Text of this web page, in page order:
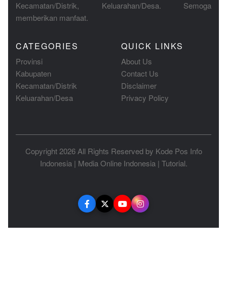
Kecamatan/Distrik, Keluarahan/Desa. Semoga
memberikan manfaat.
CATEGORIES
Provinsi
Kabupaten
Kecamatan/Distrik
Keluarahan/Desa
QUICK LINKS
About Us
Contact Us
Disclaimer
Privacy Policy
Copyright 2026 All Rights Reserved by Kode Pos Info
Indonesia| Media Online Indonesia| Tutorial.